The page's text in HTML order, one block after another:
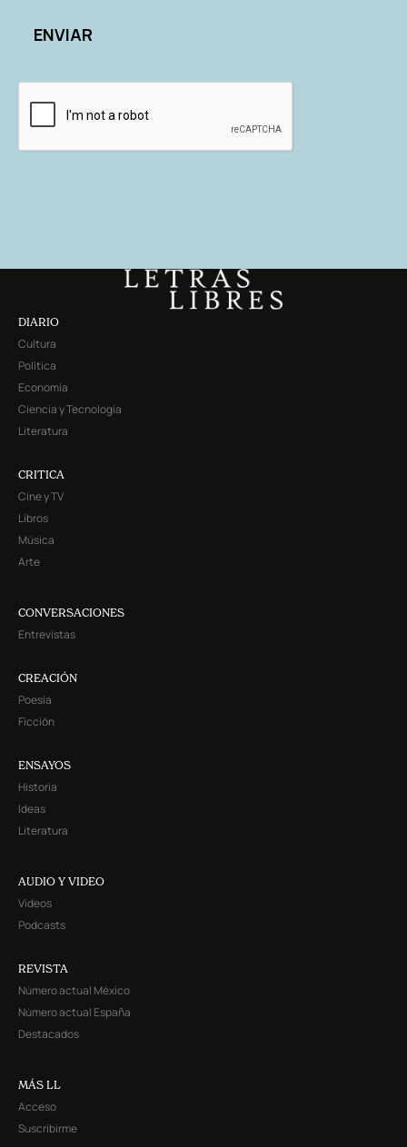
DIARIO
Cultura
Política
Economía
Ciencia y Tecnología
Literatura
CRITICA
Cine y TV
Libros
Música
Arte
CONVERSACIONES
Entrevistas
CREACIÓN
Poesía
Ficción
ENSAYOS
Historia
Ideas
Literatura
AUDIO Y VIDEO
Videos
Podcasts
REVISTA
Número actual México
Número actual España
Destacados
MÁS LL
Acceso
Suscribirme